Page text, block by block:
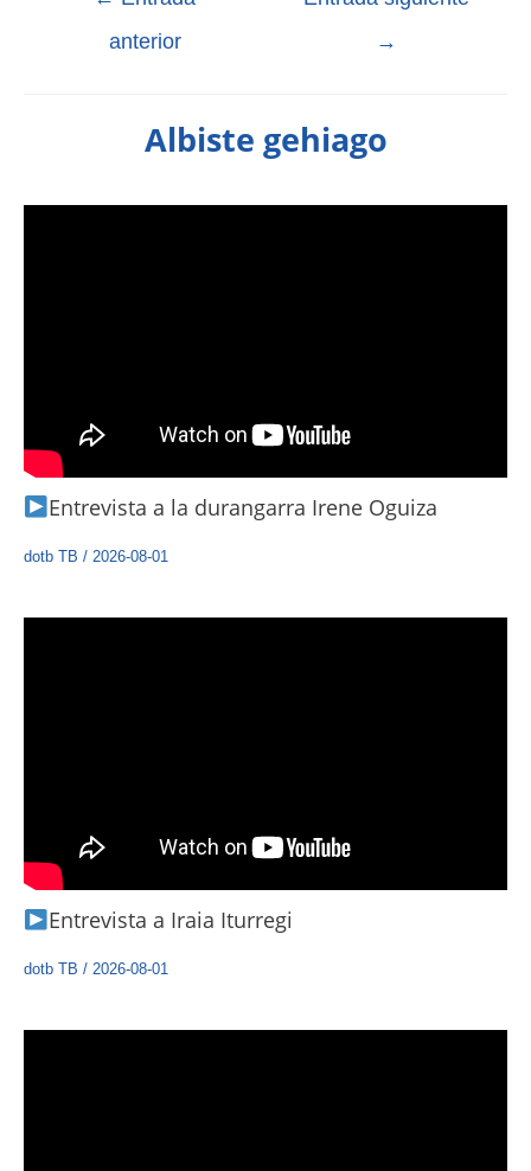
anterior
→
Albiste gehiago
Entrevista a la durangarra Irene Oguiza
dotb TB / 2026-08-01
Entrevista a Iraia Iturregi
dotb TB / 2026-08-01